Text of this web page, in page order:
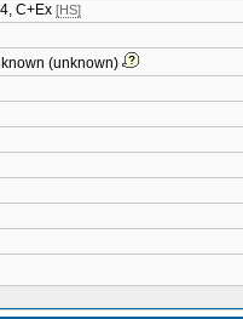
C+Ex [HS]
(unknown)